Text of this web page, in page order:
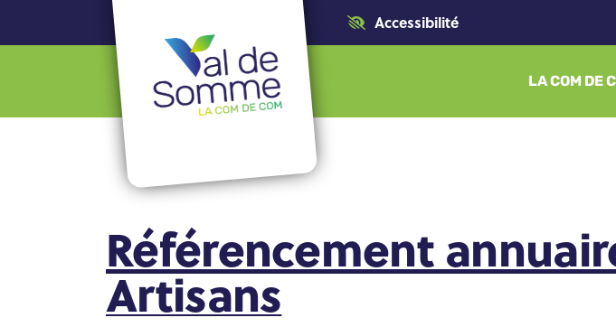
Accessibilité
LA COM DE
Référencement
Artisans